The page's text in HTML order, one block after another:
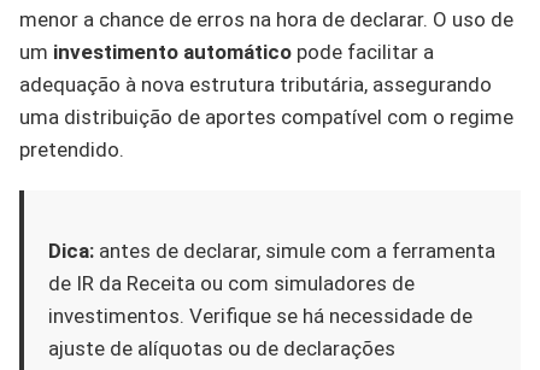
menor a chance de erros na hora de declarar. O uso de
um investimento automático pode facilitar a
adequação à nova estrutura tributária, assegurando
uma distribuição de aportes compatível com o regime
pretendido.
Dica: antes de declarar, simule com a ferramenta
de IR da Receita ou com simuladores de
investimentos. Verifique se há necessidade de
ajuste de alíquotas ou de declarações